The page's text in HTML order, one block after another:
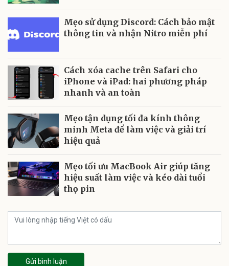
Mẹo sử dụng Discord: Cách bảo mật
thông tin và nhận Nitro miễn phí
Cách xóa cache trên Safari cho
iPhone và iPad: hai phương pháp
nhanh và an toàn
Mẹo tận dụng tối đa kính thông
minh Meta để làm việc và giải trí
hiệu quả
Mẹo tối ưu MacBook Air giúp tăng
hiệu suất làm việc và kéo dài tuổi
thọ pin
Gửi bình luận